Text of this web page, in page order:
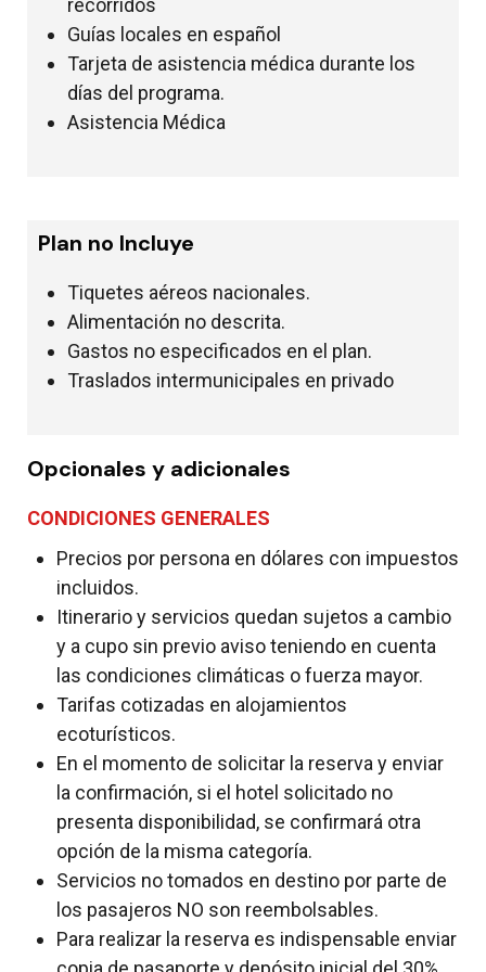
recorridos
Guías locales en español
Tarjeta de asistencia médica durante los
días del programa.
Asistencia Médica
Plan no Incluye
Tiquetes aéreos nacionales.
Alimentación no descrita.
Gastos no especificados en el plan.
Traslados intermunicipales en privado
Opcionales y adicionales
CONDICIONES GENERALES
Precios por persona en dólares con impuestos
incluidos.
Itinerario y servicios quedan sujetos a cambio
y a cupo sin previo aviso teniendo en cuenta
las condiciones climáticas o fuerza mayor.
Tarifas cotizadas en alojamientos
ecoturísticos.
En el momento de solicitar la reserva y enviar
la confirmación, si el hotel solicitado no
presenta disponibilidad, se confirmará otra
opción de la misma categoría.
Servicios no tomados en destino por parte de
los pasajeros NO son reembolsables.
Para realizar la reserva es indispensable enviar